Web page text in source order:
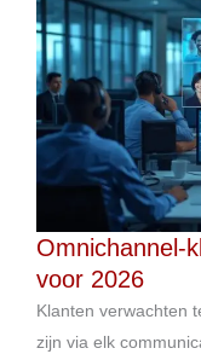
Omnichannel-
voor 2026
Klanten verwachten
zijn via elk